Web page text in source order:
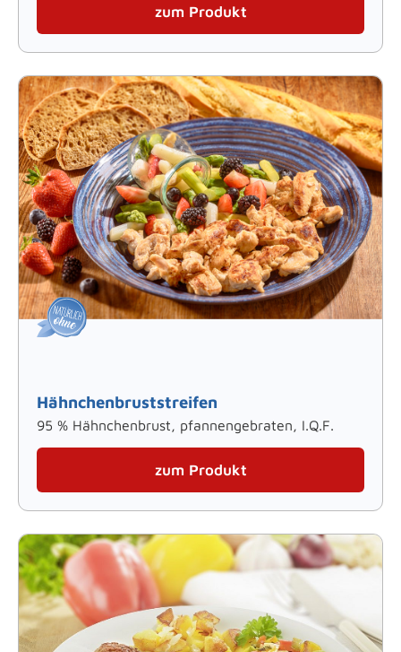
zum Produkt
Hähnchenbruststreifen
95 % Hähnchenbrust, pfannengebraten, I.Q.F.
zum Produkt